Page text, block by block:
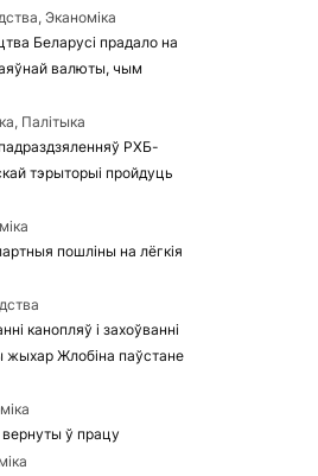
Эканоміка
Беларусі прадало на
валюты, чым
Палітыка
падраздзяленняў РХБ-
тэрыторыі пройдуць
пошліны на лёгкія
канопляў і захоўванні
жыхар Жлобіна паўстане
ў працу